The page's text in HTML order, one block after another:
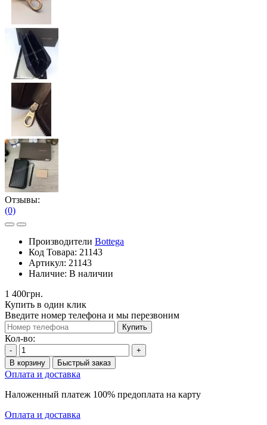
Отзывы:
(0)
Производители Bottega
Код Товара: 21143
Артикул: 21143
Наличие: В наличии
1 400грн.
Купить в один клик
Введите номер телефона и мы перезвоним
Купить
Кол-во:
-
+
В корзину
Быстрый заказ
Оплата и доставка
Наложенный платеж 100% предоплата на карту
Оплата и доставка